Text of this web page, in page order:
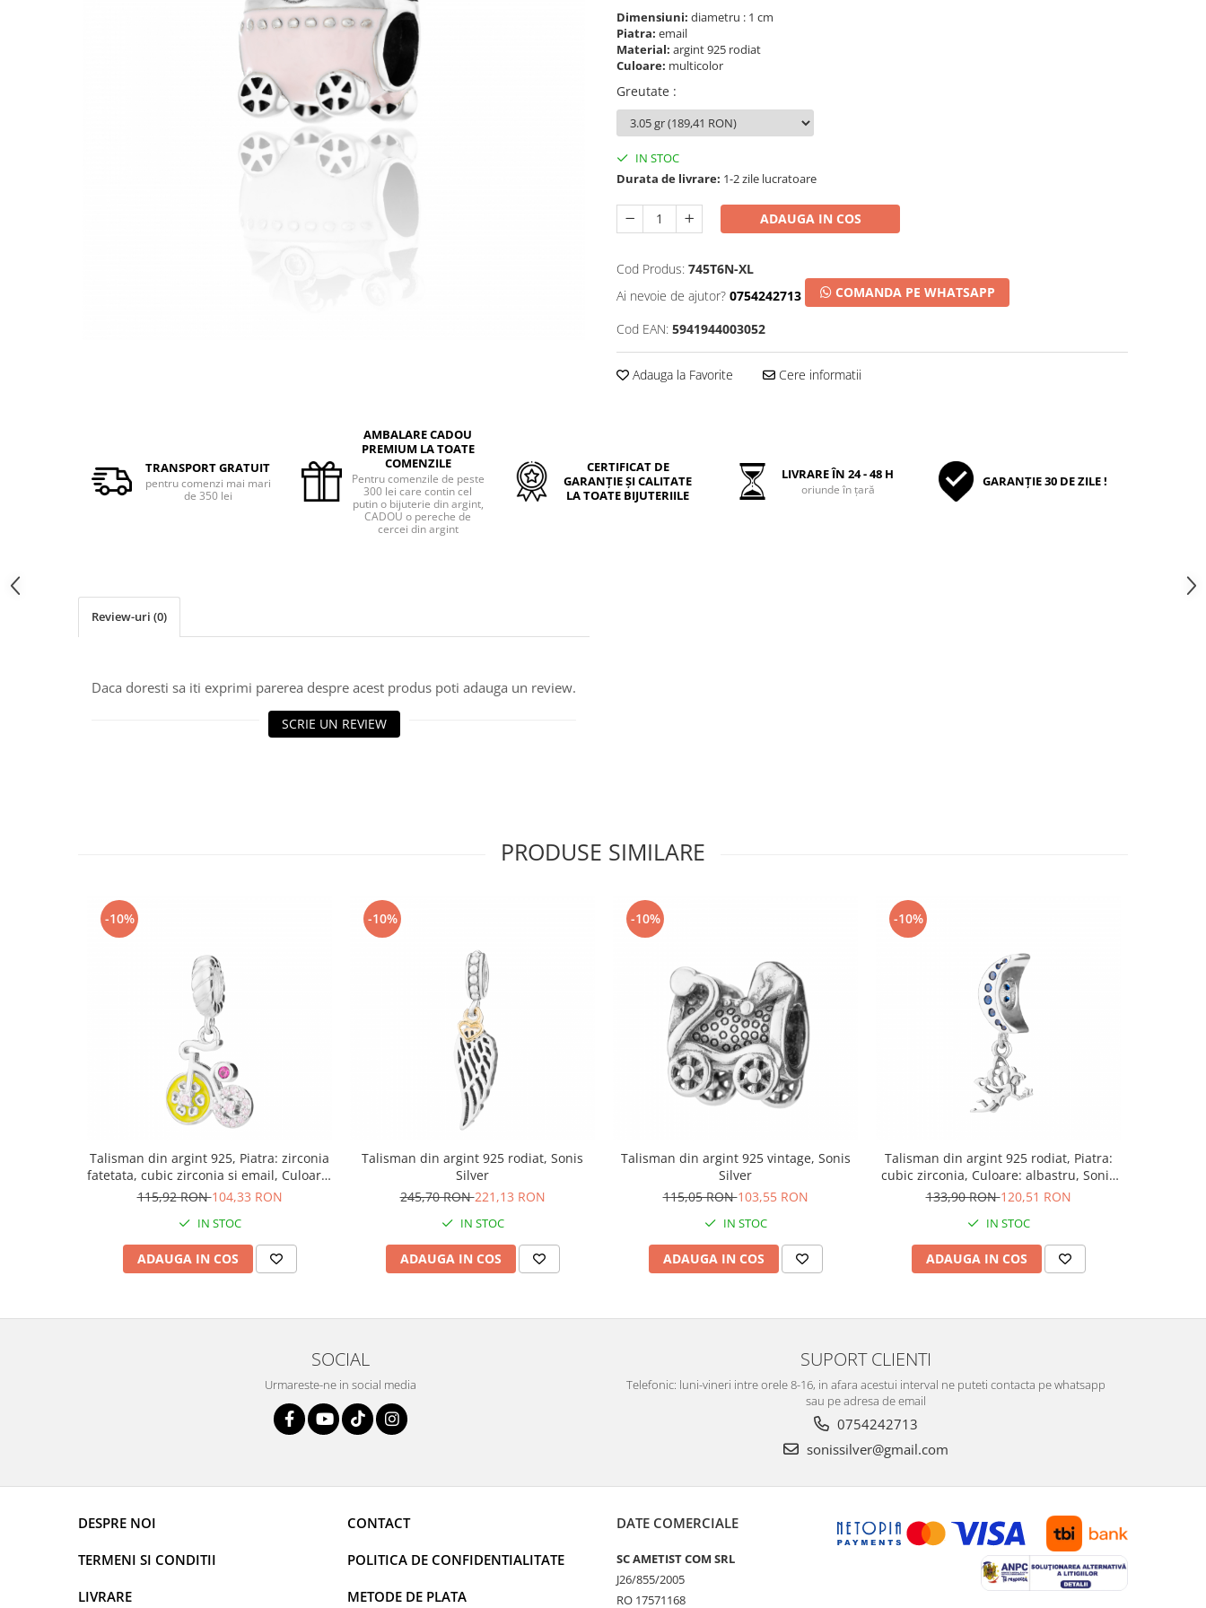
Dimensiuni: diametru : 1 cm
Piatra: email
Material: argint 925 rodiat
Culoare: multicolor
Greutate :
IN STOC
Durata de livrare: 1-2 zile lucratoare
ADAUGA IN COS
Cod Produs: 745T6N-XL
Ai nevoie de ajutor? 0754242713 COMANDA PE WHATSAPP
Cod EAN: 5941944003052
Adauga la Favorite Cere informatii
TRANSPORT GRATUIT
pentru comenzi mai mari
de 350 lei
AMBALARE CADOU
PREMIUM LA TOATE
COMENZILE
Pentru comenzile de peste
300 lei care contin cel
putin o bijuterie din argint,
CADOU o pereche de
cercei din argint
CERTIFICAT DE
GARANȚIE ȘI CALITATE
LA TOATE BIJUTERIILE
LIVRARE ÎN 24 - 48 H
oriunde în țară GARANȚIE 30 DE ZILE !
Review-uri (0)
Daca doresti sa iti exprimi parerea despre acest produs poti adauga un review.
SCRIE UN REVIEW
PRODUSE SIMILARE
-10%
Talisman din argint 925, Piatra: zirconia
fatetata, cubic zirconia si email, Culoare:
multicolor, Sonis Silver
115,92 RON104,33 RON
IN STOC
ADAUGA IN COS
-10%
Talisman din argint 925 rodiat, Sonis
Silver
245,70 RON221,13 RON
IN STOC
ADAUGA IN COS
-10%
Talisman din argint 925 vintage, Sonis
Silver
115,05 RON103,55 RON
IN STOC
ADAUGA IN COS
-10%
Talisman din argint 925 rodiat, Piatra:
cubic zirconia, Culoare: albastru, Sonis
Silver
133,90 RON120,51 RON
IN STOC
ADAUGA IN COS
SOCIAL
Urmareste-ne in social media
SUPORT CLIENTI
Telefonic: luni-vineri intre orele 8-16, in afara acestui interval ne puteti contacta pe whatsapp
sau pe adresa de email
0754242713
sonissilver@gmail.com
DESPRE NOI
TERMENI SI CONDITII
LIVRARE
CONTACT
POLITICA DE CONFIDENTIALITATE
METODE DE PLATA
DATE COMERCIALE
SC AMETIST COM SRL
J26/855/2005
RO 17571168